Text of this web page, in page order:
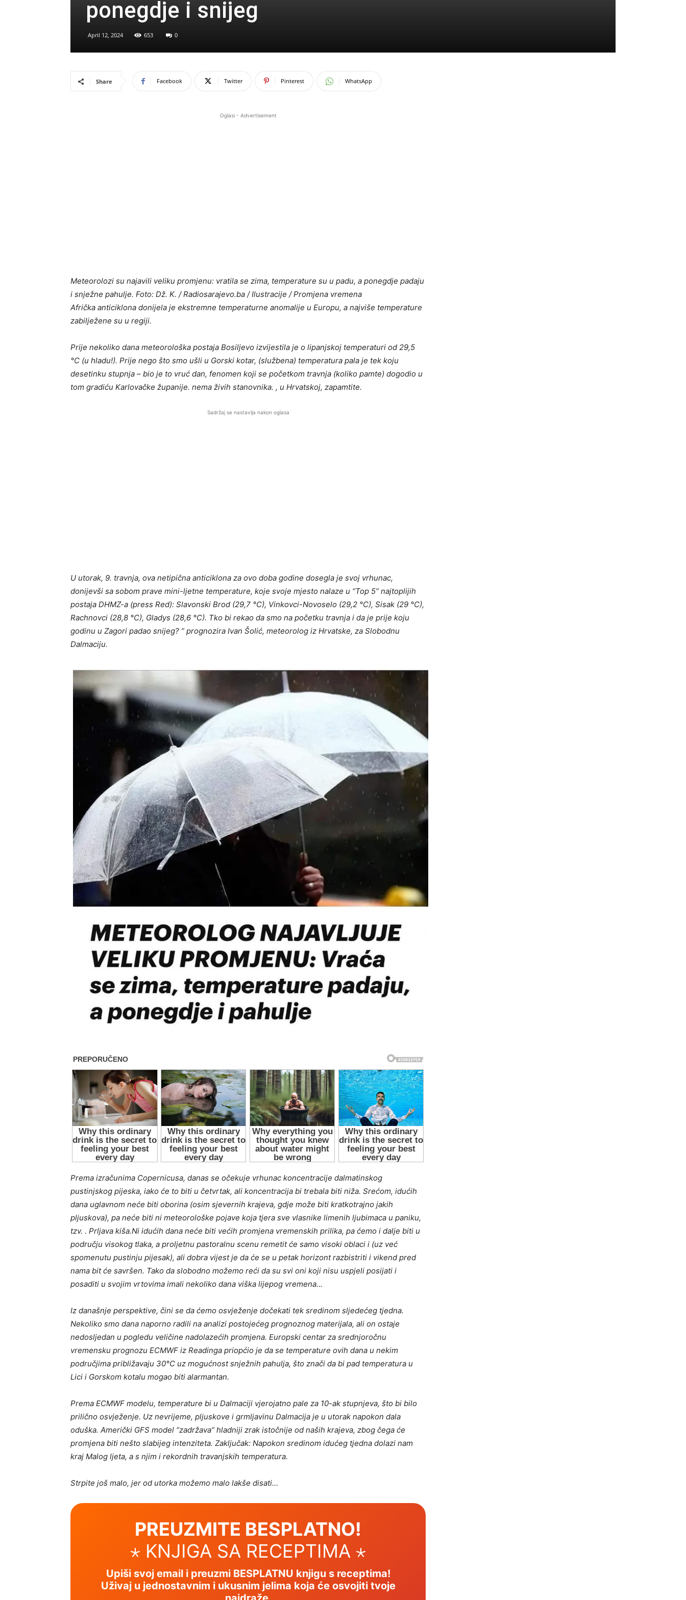
ponegdje i snijeg
April 12, 2024 653 0
Share Facebook Twitter Pinterest WhatsApp
Oglasi - Advertisement
Meteorolozi su najavili veliku promjenu: vratila se zima, temperature su u padu, a ponegdje padaju
i snježne pahulje. Foto: Dž. K. / Radiosarajevo.ba / Ilustracije / Promjena vremena
Afrička anticiklona donijela je ekstremne temperaturne anomalije u Europu, a najviše temperature
zabilježene su u regiji.
Prije nekoliko dana meteorološka postaja Bosiljevo izvijestila je o lipanjskoj temperaturi od 29,5
°C (u hladu!). Prije nego što smo ušli u Gorski kotar, (službena) temperatura pala je tek koju
desetinku stupnja – bio je to vruć dan, fenomen koji se početkom travnja (koliko pamte) dogodio u
tom gradiću Karlovačke županije. nema živih stanovnika. , u Hrvatskoj, zapamtite.
Sadržaj se nastavlja nakon oglasa
U utorak, 9. travnja, ova netipična anticiklona za ovo doba godine dosegla je svoj vrhunac,
donijevši sa sobom prave mini-ljetne temperature, koje svoje mjesto nalaze u “Top 5” najtoplijih
postaja DHMZ-a (press Red): Slavonski Brod (29,7 °C), Vinkovci-Novoselo (29,2 °C), Sisak (29 °C),
Rachnovci (28,8 °C), Gladys (28,6 °C). Tko bi rekao da smo na početku travnja i da je prije koju
godinu u Zagori padao snijeg? ” prognozira Ivan Šolić, meteorolog iz Hrvatske, za Slobodnu
Dalmaciju.
Prema izračunima Copernicusa, danas se očekuje vrhunac koncentracije dalmatinskog
pustinjskog pijeska, iako će to biti u četvrtak, ali koncentracija bi trebala biti niža. Srećom, idućih
dana uglavnom neće biti oborina (osim sjevernih krajeva, gdje može biti kratkotrajno jakih
pljuskova), pa neće biti ni meteorološke pojave koja tjera sve vlasnike limenih ljubimaca u paniku,
tzv. . Prljava kiša.Ni idućih dana neće biti većih promjena vremenskih prilika, pa ćemo i dalje biti u
području visokog tlaka, a proljetnu pastoralnu scenu remetit će samo visoki oblaci i (uz već
spomenutu pustinju pijesak), ali dobra vijest je da će se u petak horizont razbistriti i vikend pred
nama bit će savršen. Tako da slobodno možemo reći da su svi oni koji nisu uspjeli posijati i
posaditi u svojim vrtovima imali nekoliko dana viška lijepog vremena…
Iz današnje perspektive, čini se da ćemo osvježenje dočekati tek sredinom sljedećeg tjedna.
Nekoliko smo dana naporno radili na analizi postojećeg prognoznog materijala, ali on ostaje
nedosljedan u pogledu veličine nadolazećih promjena. Europski centar za srednjoročnu
vremensku prognozu ECMWF iz Readinga priopćio je da se temperature ovih dana u nekim
područjima približavaju 30°C uz mogućnost snježnih pahulja, što znači da bi pad temperatura u
Lici i Gorskom kotalu mogao biti alarmantan.
Prema ECMWF modelu, temperature bi u Dalmaciji vjerojatno pale za 10-ak stupnjeva, što bi bilo
prilično osvježenje. Uz nevrijeme, pljuskove i grmljavinu Dalmacija je u utorak napokon dala
oduška. Američki GFS model “zadržava” hladniji zrak istočnije od naših krajeva, zbog čega će
promjena biti nešto slabijeg intenziteta. Zaključak: Napokon sredinom idućeg tjedna dolazi nam
kraj Malog ljeta, a s njim i rekordnih travanjskih temperatura.
Strpite još malo, jer od utorka možemo malo lakše disati…
PREUZMITE BESPLATNO!
⋆ KNJIGA SA RECEPTIMA ⋆
Upiši svoj email i preuzmi BESPLATNU knjigu s receptima!
Uživaj u jednostavnim i ukusnim jelima koja će osvojiti tvoje